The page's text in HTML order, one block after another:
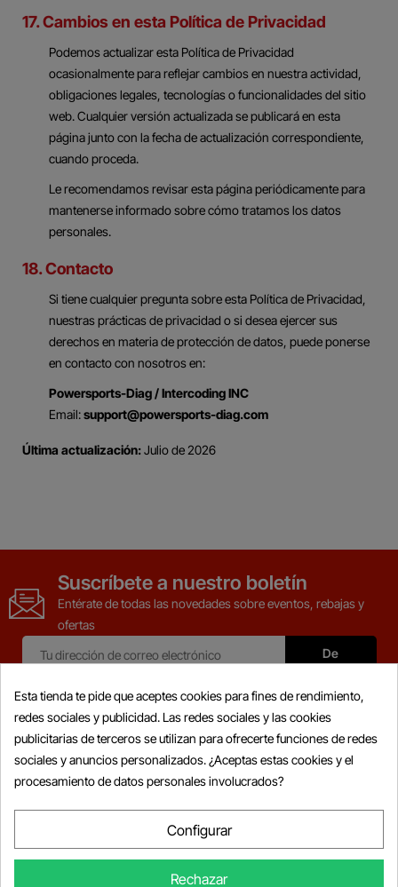
17. Cambios en esta Política de Privacidad
Podemos actualizar esta Política de Privacidad
ocasionalmente para reflejar cambios en nuestra actividad,
obligaciones legales, tecnologías o funcionalidades del sitio
web. Cualquier versión actualizada se publicará en esta
página junto con la fecha de actualización correspondiente,
cuando proceda.
Le recomendamos revisar esta página periódicamente para
mantenerse informado sobre cómo tratamos los datos
personales.
18. Contacto
Si tiene cualquier pregunta sobre esta Política de Privacidad,
nuestras prácticas de privacidad o si desea ejercer sus
derechos en materia de protección de datos, puede ponerse
en contacto con nosotros en:
Powersports-Diag / Intercoding INC
Email:support@powersports-diag.com
Última actualización:Julio de 2026
Suscríbete a nuestro boletín
Entérate de todas las novedades sobre eventos, rebajas y
ofertas
Productos
Información
Información De La Tienda 
Esta tienda te pide que aceptes cookies para fines de rendimiento,
redes sociales y publicidad. Las redes sociales y las cookies
publicitarias de terceros se utilizan para ofrecerte funciones de redes
sociales y anuncios personalizados. ¿Aceptas estas cookies y el
procesamiento de datos personales involucrados?
Configurar
Rechazar